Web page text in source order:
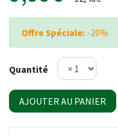
Offre Spéciale: -20%
Quantité
AJOUTER AU PANIER